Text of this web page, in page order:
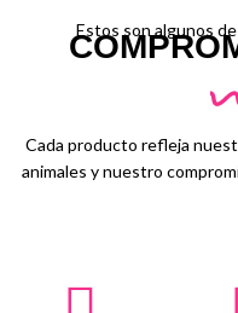
Estos son algunos
Cada producto refleja
animales y nuestro